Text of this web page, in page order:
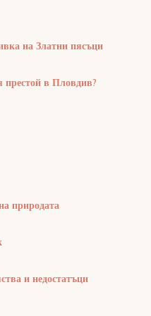
на Златни пясъци
престой в Пловдив?
природата
и недостатъци